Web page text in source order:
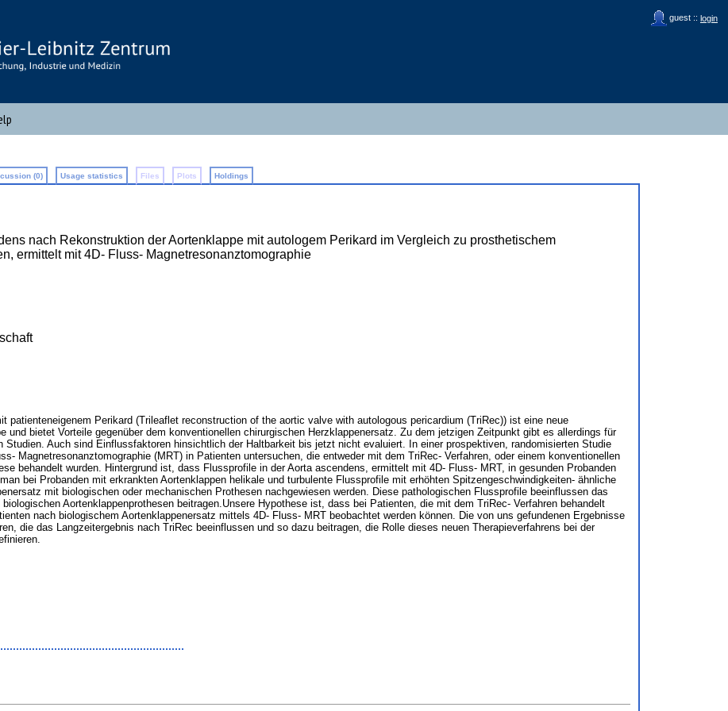
guest :: login
(0) Usage statistics Files Plots Holdings
nach Rekonstruktion der Aortenklappe mit autologem Perikard im Vergleich zu prosthetischem
ermittelt mit 4D- Fluss- Magnetresonanztomographie
patienteneigenem Perikard (Trileaflet reconstruction of the aortic valve with autologous pericardium (TriRec)) ist eine neue
und bietet Vorteile gegenüber dem konventionellen chirurgischen Herzklappenersatz. Zu dem jetzigen Zeitpunkt gibt es allerdings für
Studien. Auch sind Einflussfaktoren hinsichtlich der Haltbarkeit bis jetzt nicht evaluiert. In einer prospektiven, randomisierten Studie
Magnetresonanztomographie (MRT) in Patienten untersuchen, die entweder mit dem TriRec- Verfahren, oder einem konventionellen
behandelt wurden. Hintergrund ist, dass Flussprofile in der Aorta ascendens, ermittelt mit 4D- Fluss- MRT, in gesunden Probanden
bei Probanden mit erkrankten Aortenklappen helikale und turbulente Flussprofile mit erhöhten Spitzengeschwindigkeiten- ähnliche
mit biologischen oder mechanischen Prothesen nachgewiesen werden. Diese pathologischen Flussprofile beeinflussen das
Aortenklappenprothesen beitragen.Unsere Hypothese ist, dass bei Patienten, die mit dem TriRec- Verfahren behandelt
nach biologischem Aortenklappenersatz mittels 4D- Fluss- MRT beobachtet werden können. Die von uns gefundenen Ergebnisse
die das Langzeitergebnis nach TriRec beeinflussen und so dazu beitragen, die Rolle dieses neuen Therapieverfahrens bei der